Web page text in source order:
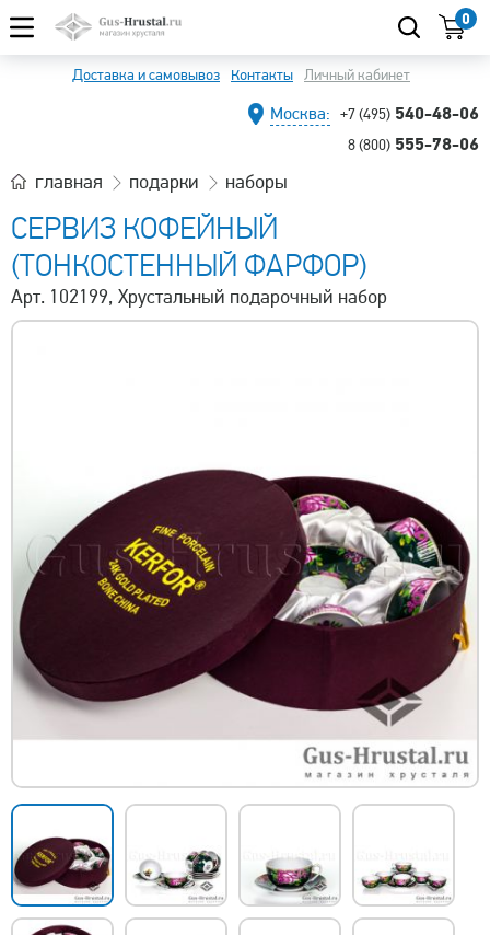
0
Доставка и самовывоз Контакты Личный кабинет
Москва: +7 (495) 540-48-06
8 (800) 555-78-06
главная подарки наборы
СЕРВИЗ КОФЕЙНЫЙ
(ТОНКОСТЕННЫЙ ФАРФОР)
Арт. 102199, Хрустальный подарочный набор